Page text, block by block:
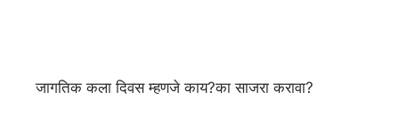
जागतिक कला दिवस म्हणजे काय?का साजरा करावा?